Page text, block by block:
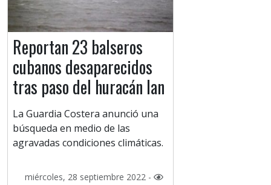
Reportan 23 balseros
cubanos desaparecidos
tras paso del huracán Ian
La Guardia Costera anunció una
búsqueda en medio de las
agravadas condiciones climáticas.
miércoles, 28 septiembre 2022 -